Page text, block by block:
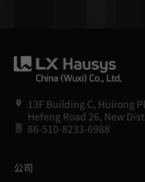
13F Building C, Huirong
Hefeng Road 26, New
86-510-8233-6988
公司